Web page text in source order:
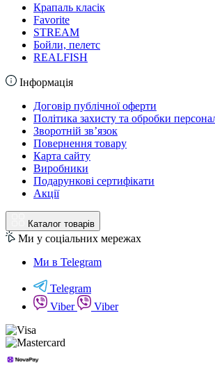
Крапаль класік
Favorite
STREAM
Бойли, пелетс
REALFISH
Інформація
Договір публічної оферти
Політика захисту та обробки
Зворотній зв’язок
Повернення товару
Карта сайту
Виробники
Подарункові сертифікати
Акції
Каталог товарів
Ми у соціальних мережах
Ми в Telegram
Telegram
Viber
Viber